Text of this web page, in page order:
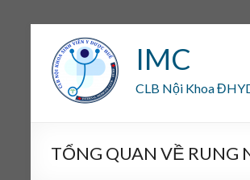
IMC
CLB Nội Khoa
TỔNG QUAN VỀ RUNG